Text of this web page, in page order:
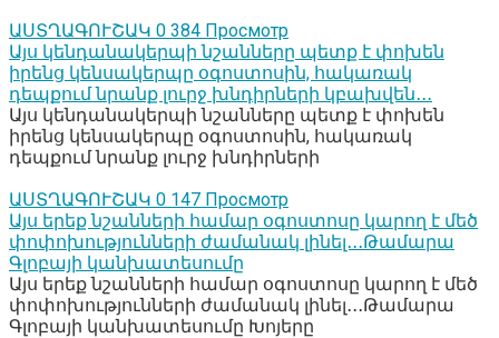
ԱՍՏՂԱԳՈՒՇԱԿ 0 384 Просмотр
Այս կենդանակերպի նշանները պետք է փոխեն
իրենց կենսակերպը օգոստոսին, հակառակ
դեպքում նրանք լուրջ խնդիրների կբախվեն․․․
Այս կենդանակերպի նշանները պետք է փոխեն
իրենց կենսակերպը օգոստոսին, հակառակ
դեպքում նրանք լուրջ խնդիրների
ԱՍՏՂԱԳՈՒՇԱԿ 0 147 Просмотр
Այս երեք նշանների համար օգոստոսը կարող է մեծ
փոփոխությունների ժամանակ լինել․․․Թամարա
Գլոբայի կանխատեսումը
Այս երեք նշանների համար օգոստոսը կարող է մեծ
փոփոխությունների ժամանակ լինել․․․Թամարա
Գլոբայի կանխատեսումը Խոյերը